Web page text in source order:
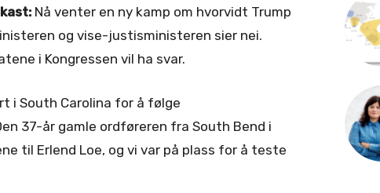
Nå venter en ny kamp om hvorvidt Trump
og vise-justisministeren sier nei.
i Kongressen vil ha svar.
i South Carolina for å følge
37-år gamle ordføreren fra South Bend i
til Erlend Loe, og vi var på plass for å teste